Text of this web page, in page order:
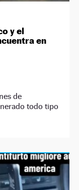
y el
en
de
todo tipo